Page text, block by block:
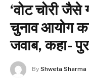
‘वोट चोरी
चुनाव आयोग
जवाब, कहा-
By Shweta Sharma